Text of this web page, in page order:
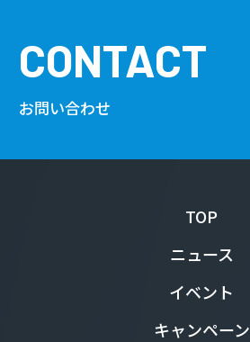
CONTACT
お問い合わせ
TOP
ニュース
イベント
キャンペーン